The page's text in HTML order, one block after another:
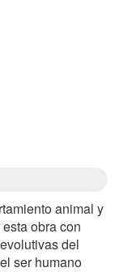
animal y
obra con
del
ser humano